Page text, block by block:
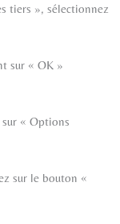
tiers », sélectionnez
sur « OK »
« Options
sur le bouton «